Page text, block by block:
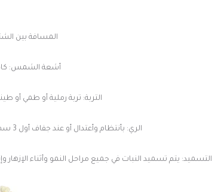
المسافة بين الشتلات:
أشعة الشمس:
التربة: تربة رملية أو طمي أو
الري: بأنتظام وأعتدال أو عند جفاف أول 3 سم من سطح التربة. لا تدع التربة تجف تماما!
التسميد: يتم تسميد النبات في جميع مراحل النمو وأثناء الإزهار